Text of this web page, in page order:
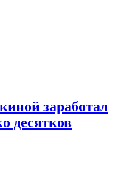
заработал
десятков